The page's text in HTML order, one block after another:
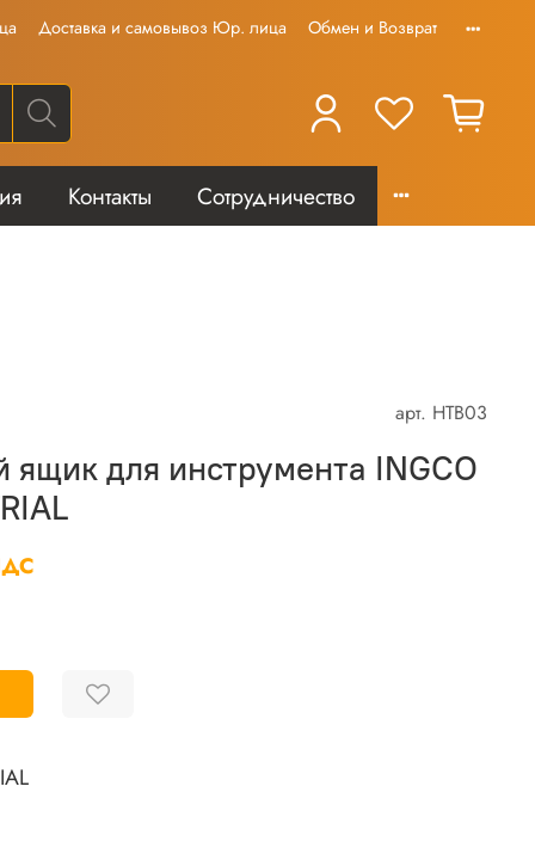
Доставка и самовывоз Юр. лица Обмен и Возврат
Контакты Сотрудничество
арт. HTB03
ящик для инструмента INGCO